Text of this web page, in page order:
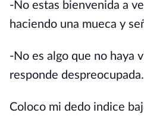
-No estas bienvenida a
haciendo una mueca y
-No es algo que no haya
responde despreocupada.
Coloco mi dedo indice